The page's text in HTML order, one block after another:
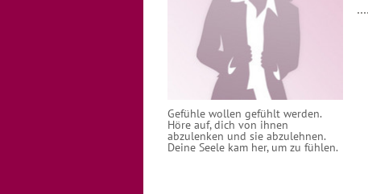
Gefühle wollen gefühlt werden.
Höre auf, dich von ihnen
abzulenken und sie abzulehnen.
Deine Seele kam her, um zu fühlen.